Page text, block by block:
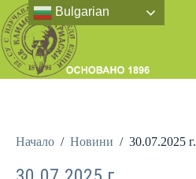
Начало / Новини / 30.07.2025 г.
Bulgarian